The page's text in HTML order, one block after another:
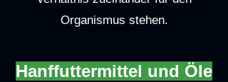
Organismus stehen.
Hanffuttermittel und Öle